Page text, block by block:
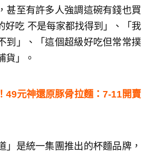
，甚至有許多人強調這碗有錢也買
好吃 不是每家都找得到」、「我
到」、「這個超級好吃但常常撲
貨」。
49元神還原豚骨拉麵：7-11開賣
」是統一集團推出的杯麵品牌，